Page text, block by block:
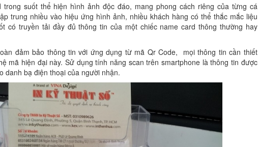
trong suốt thể hiện hình ảnh độc đáo, mang phong cách riêng của từng cá
trung nhiều vào hiệu ứng hình ảnh, nhiều khách hàng có thể thắc mắc liệu
có truyền tải đầy đủ thông tin của một chiếc name card thông thường hay
đảm bảo thông tin với ứng dụng từ mã Qr Code, mọi thông tin cần thiết
mã hiện đại này. Sử dụng tính năng scan trên smartphone là thông tin được
danh bạ điện thoại của người nhận.